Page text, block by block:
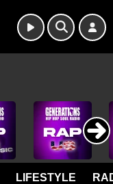
LIFESTYLE